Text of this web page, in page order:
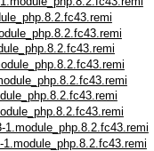
1.module_php.8.2.fc43.remi